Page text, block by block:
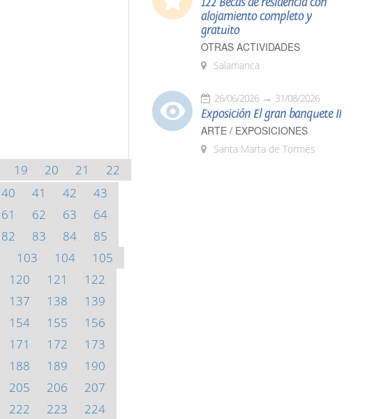
19 20 21
22
40 41 42
43
61 62 63
64
82 83 84
85
103 104
105
120 121
122
137 138
139
154 155
156
171 172
173
188 189
190
205 206
207
222 223 224
alojamiento completo y
gratuito
OTRAS ACTIVIDADES
Salamanca
26/06/2026 31/08/2026
Exposición El gran banquete II
ARTE / EXPOSICIONES
Santa Marta de Tormes